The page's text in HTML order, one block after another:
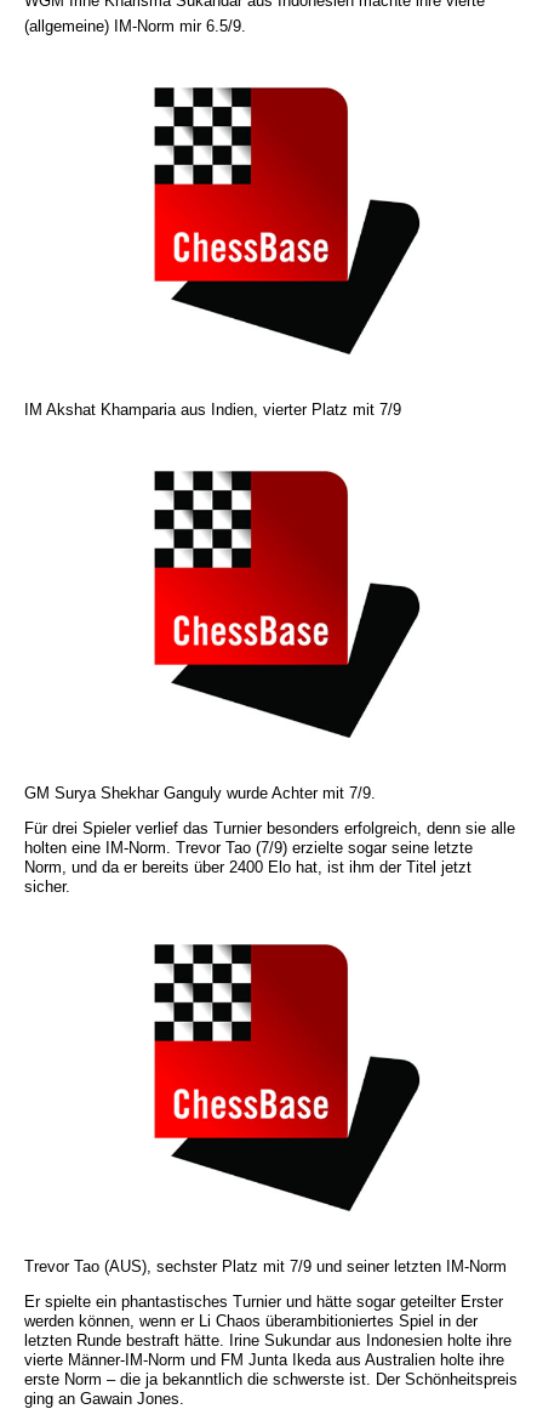
(allgemeine) IM-Norm mir 6.5/9.
IM Akshat Khamparia aus Indien, vierter Platz mit 7/9
GM Surya Shekhar Ganguly wurde Achter mit 7/9.
Für drei Spieler verlief das Turnier besonders erfolgreich, denn sie alle
holten eine IM-Norm. Trevor Tao (7/9) erzielte sogar seine letzte
Norm, und da er bereits über 2400 Elo hat, ist ihm der Titel jetzt
sicher.
Trevor Tao (AUS), sechster Platz mit 7/9 und seiner letzten IM-Norm
Er spielte ein phantastisches Turnier und hätte sogar geteilter Erster
werden können, wenn er Li Chaos überambitioniertes Spiel in der
letzten Runde bestraft hätte. Irine Sukundar aus Indonesien holte ihre
vierte Männer-IM-Norm und FM Junta Ikeda aus Australien holte ihre
erste Norm – die ja bekanntlich die schwerste ist. Der Schönheitspreis
ging an Gawain Jones.